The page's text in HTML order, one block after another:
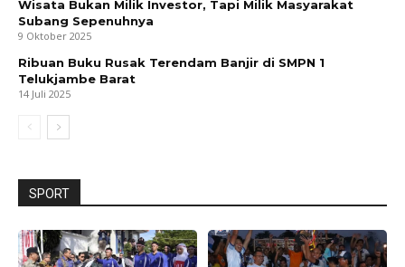
Wisata Bukan Milik Investor, Tapi Milik Masyarakat
Subang Sepenuhnya
9 Oktober 2025
Ribuan Buku Rusak Terendam Banjir di SMPN 1
Telukjambe Barat
14 Juli 2025
SPORT